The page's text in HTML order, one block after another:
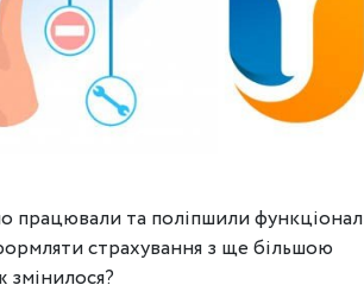
працювали та поліпшили функціонал
страхування з ще більшою